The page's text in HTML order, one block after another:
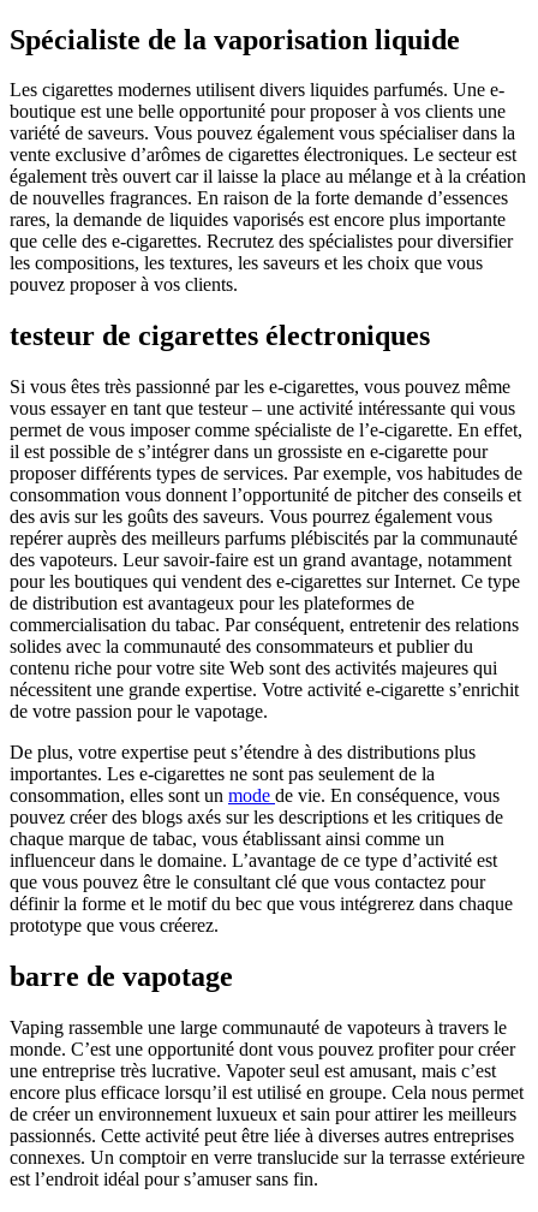
Spécialiste de la vaporisation liquide
Les cigarettes modernes utilisent divers liquides parfumés. Une e-
boutique est une belle opportunité pour proposer à vos clients une
variété de saveurs. Vous pouvez également vous spécialiser dans la
vente exclusive d’arômes de cigarettes électroniques. Le secteur est
également très ouvert car il laisse la place au mélange et à la création
de nouvelles fragrances. En raison de la forte demande d’essences
rares, la demande de liquides vaporisés est encore plus importante
que celle des e-cigarettes. Recrutez des spécialistes pour diversifier
les compositions, les textures, les saveurs et les choix que vous
pouvez proposer à vos clients.
testeur de cigarettes électroniques
Si vous êtes très passionné par les e-cigarettes, vous pouvez même
vous essayer en tant que testeur – une activité intéressante qui vous
permet de vous imposer comme spécialiste de l’e-cigarette. En effet,
il est possible de s’intégrer dans un grossiste en e-cigarette pour
proposer différents types de services. Par exemple, vos habitudes de
consommation vous donnent l’opportunité de pitcher des conseils et
des avis sur les goûts des saveurs. Vous pourrez également vous
repérer auprès des meilleurs parfums plébiscités par la communauté
des vapoteurs. Leur savoir-faire est un grand avantage, notamment
pour les boutiques qui vendent des e-cigarettes sur Internet. Ce type
de distribution est avantageux pour les plateformes de
commercialisation du tabac. Par conséquent, entretenir des relations
solides avec la communauté des consommateurs et publier du
contenu riche pour votre site Web sont des activités majeures qui
nécessitent une grande expertise. Votre activité e-cigarette s’enrichit
de votre passion pour le vapotage.
De plus, votre expertise peut s’étendre à des distributions plus
importantes. Les e-cigarettes ne sont pas seulement de la
consommation, elles sont un mode de vie. En conséquence, vous
pouvez créer des blogs axés sur les descriptions et les critiques de
chaque marque de tabac, vous établissant ainsi comme un
influenceur dans le domaine. L’avantage de ce type d’activité est
que vous pouvez être le consultant clé que vous contactez pour
définir la forme et le motif du bec que vous intégrerez dans chaque
prototype que vous créerez.
barre de vapotage
Vaping rassemble une large communauté de vapoteurs à travers le
monde. C’est une opportunité dont vous pouvez profiter pour créer
une entreprise très lucrative. Vapoter seul est amusant, mais c’est
encore plus efficace lorsqu’il est utilisé en groupe. Cela nous permet
de créer un environnement luxueux et sain pour attirer les meilleurs
passionnés. Cette activité peut être liée à diverses autres entreprises
connexes. Un comptoir en verre translucide sur la terrasse extérieure
est l’endroit idéal pour s’amuser sans fin.